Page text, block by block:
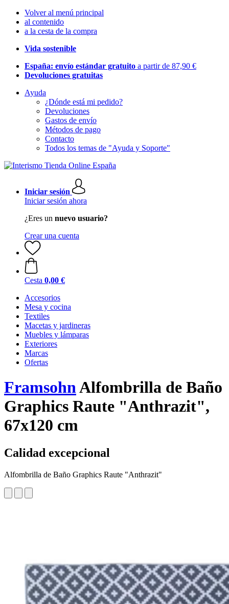
Volver al menú principal
al contenido
a la cesta de la compra
Vida sostenible
España: envío estándar gratuito a partir de 87,90 €
Devoluciones gratuitas
Ayuda
¿Dónde está mi pedido?
Devoluciones
Gastos de envío
Métodos de pago
Contacto
Todos los temas de "Ayuda y Soporte"
Iniciar sesión
Iniciar sesión ahora
¿Eres un nuevo usuario?
Crear una cuenta
Cesta 0,00 €
Accesorios
Mesa y cocina
Textiles
Macetas y jardineras
Muebles y lámparas
Exteriores
Marcas
Ofertas
FramsohnAlfombrilla de Baño
Graphics Raute "Anthrazit",
67x120 cm
Calidad excepcional
Alfombrilla de Baño Graphics Raute "Anthrazit"